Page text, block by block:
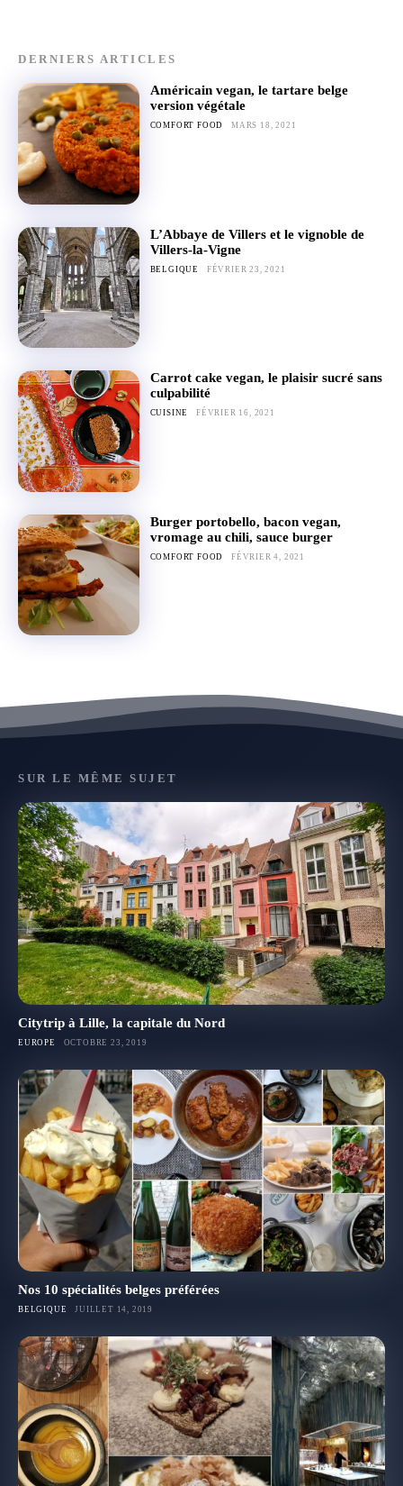
DERNIERS ARTICLES
Américain vegan, le tartare belge
version végétale
COMFORT FOOD MARS 18, 2021
L’Abbaye de Villers et le vignoble de
Villers-la-Vigne
BELGIQUE FÉVRIER 23, 2021
Carrot cake vegan, le plaisir sucré sans
culpabilité
CUISINE FÉVRIER 16, 2021
Burger portobello, bacon vegan,
vromage au chili, sauce burger
COMFORT FOOD FÉVRIER 4, 2021
SUR LE MÊME SUJET
Citytrip à Lille, la capitale du Nord
EUROPE OCTOBRE 23, 2019
Nos 10 spécialités belges préférées
BELGIQUE JUILLET 14, 2019